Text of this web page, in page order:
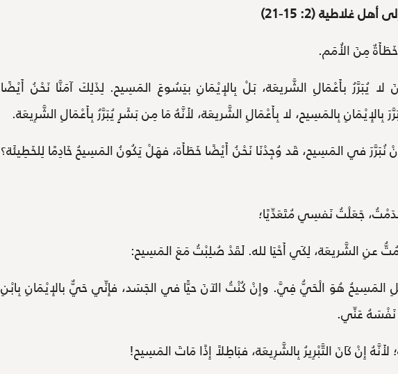
غلاطية (2: 15-21)
مِنَ الأُمَم.
لا يُبَرَّرُ بأَعْمَالِ الشَّريعَة، بَلْ بِالإِيْمَانِ بيَسُوعَ المَسِيح. لِذَلِكَ آمَنَّا نَحْنُ أَيْضًا
بِالإِيْمَانِ بِالمَسِيح، لا بِأَعْمَالِ الشَّريعَة، لأَنَّهُ مَا مِن بَشَرٍ يُبَرَّرُ بِأَعْمَالِ الشَّرِيعَة.
في المَسِيح، قَد وُجِدْنَا نَحْنُ أَيْضًا خَطَأَة، فهَلْ يَكُونُ المَسِيحُ خَادِمًا لِلخَطِيئَة؟
جَعَلْتُ نَفسِي مُتَعَدِّيًا؛
عنِ الشَّريعَة، لِكَي أَحْيَا لله. لَقَدْ صُلِبْتُ مَعَ المَسِيح:
المَسِيحُ هُوَ الْحَيُّ فِيَّ. وإِنْ كُنْتُ الآنَ حيًّا في الجَسَد، فإِنِّي حَيٌّ بالإِيْمَانِ بِابْنِ
نَفْسَهُ عَنِّي.
إِنْ كَانَ التَّبْرِيرُ بِالشَّرِيعَة، فبَاطِلاً إِذًا مَاتَ المَسِيح!